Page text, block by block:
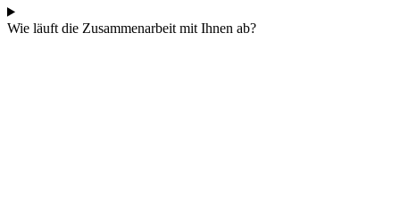
Wie läuft die Zusammenarbeit mit Ihnen ab?